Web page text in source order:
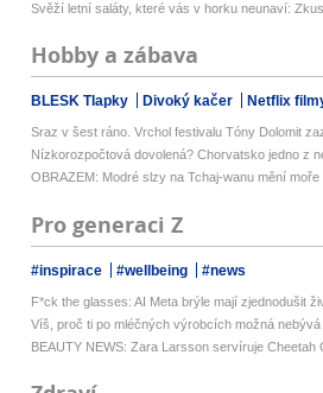
Svěží letní saláty, které vás v horku neunaví:
Hobby a zábava
BLESK Tlapky Divoký kačer Netflix
Sraz v šest ráno. Vrchol festivalu Tóny Dolomit
Nízkorozpočtová dovolená? Chorvatsko jedno z
OBRAZEM: Modré slzy na Tchaj-wanu mění
Pro generaci Z
#inspirace #wellbeing #news
F*ck the glasses: AI Meta brýle mají zjednodušit
Víš, proč ti po mléčných výrobcích možná nebývá
BEAUTY NEWS: Zara Larsson servíruje Cheetah